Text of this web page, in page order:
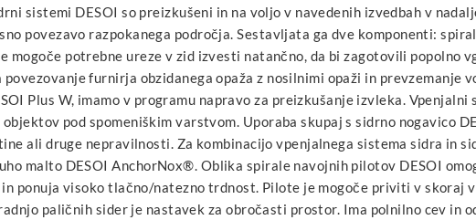
sistemi DESOI so preizkušeni in na voljo v navedenih izvedbah v
povezavo razpokanega področja. Sestavljata ga dve komponenti:
mogoče potrebne ureze v zid izvesti natančno, da bi zagotovili popolno
povezovanje furnirja obzidanega opaža z nosilnimi opaži in prevzemanje
Plus W, imamo v programu napravo za preizkušanje izvleka. Vpenjalni
pod spomeniškim varstvom. Uporaba skupaj s sidrno nogavico
ali druge nepravilnosti. Za kombinacijo vpenjalnega sistema sidra in
malto DESOI AnchorNox®. Oblika spirale navojnih pilotov DESOI
ponuja visoko tlačno/natezno trdnost. Pilote je mogoče priviti v skoraj
paličnih sider je nastavek za obročasti prostor. Ima polnilno cev in